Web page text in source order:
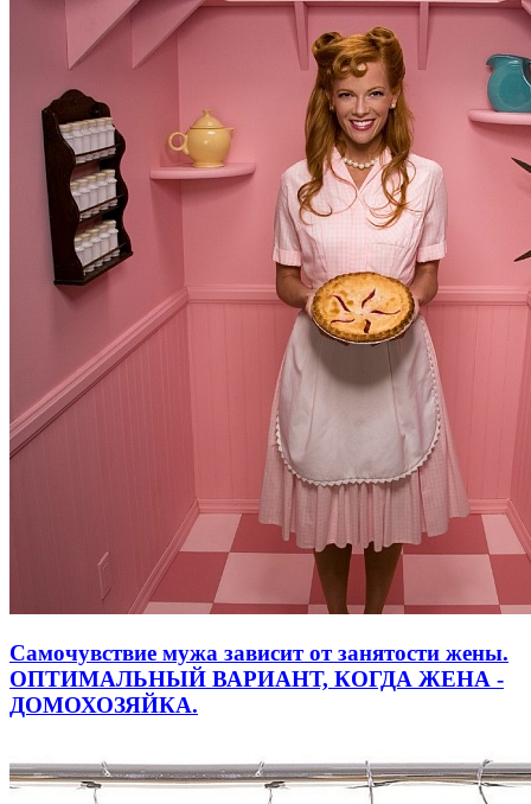
Самочувствие мужа зависит от занятости жены.
ОПТИМАЛЬНЫЙ ВАРИАНТ, КОГДА ЖЕНА -
ДОМОХОЗЯЙКА.